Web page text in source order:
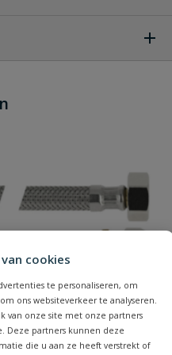
cookies
te personaliseren, om
ons websiteverkeer te analyseren.
van onze site met onze partners
Deze partners kunnen deze
die u aan ze heeft verstrekt of